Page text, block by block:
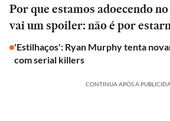
Por que estamos adoecendo
vai um spoiler: não é por
'Estilhaços': Ryan Murphy tenta
com serial killers
CONTINUA APÓS A